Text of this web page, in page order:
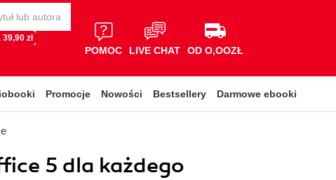
39,90 zł
POMOC LIVE CHAT OD O,OOZŁ
Promocje Nowości Bestsellery Darmowe ebooki
5 dla każdego